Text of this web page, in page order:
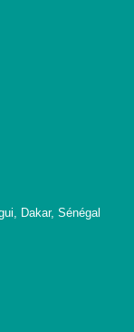
Dakar, Sénégal